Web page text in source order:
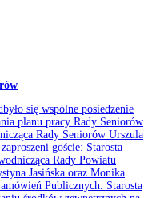
się wspólne posiedzenie
planu pracy Rady Seniorów
Rady Seniorów Urszula
goście: Starosta
Rady Powiatu
Jasińska oraz Monika
Publicznych. Starosta